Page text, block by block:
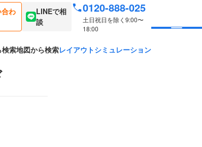
わ
LINEで相
談
0120-888-025
土日祝日を除く9:00〜
18:00
検索地図から検索レイアウトシミュレーション